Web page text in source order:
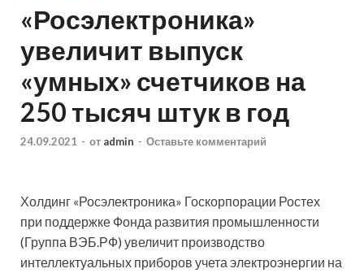
«Росэлектроника»
увеличит выпуск
«умных» счетчиков на
250 тысяч штук в год
24.09.2021 - от admin - Оставьте комментарий
Холдинг «Росэлектроника» Госкорпорации Ростех
при поддержке Фонда развития промышленности
(Группа ВЭБ.РФ) увеличит производство
интеллектуальных приборов учета электроэнергии на